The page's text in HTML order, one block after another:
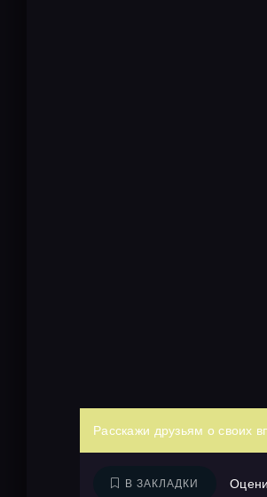
Расскажи друзьям о своих
В ЗАКЛАДКИ